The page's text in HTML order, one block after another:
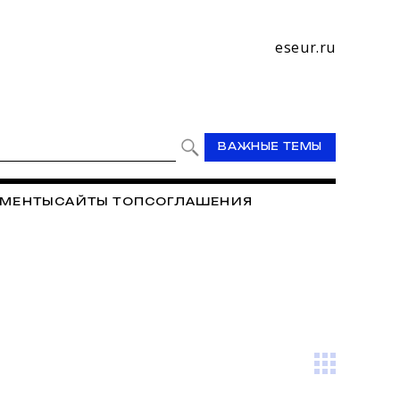
eseur.ru
ВАЖНЫЕ ТЕМЫ
САЙТЫ ТОП СОГЛАШЕНИЯ